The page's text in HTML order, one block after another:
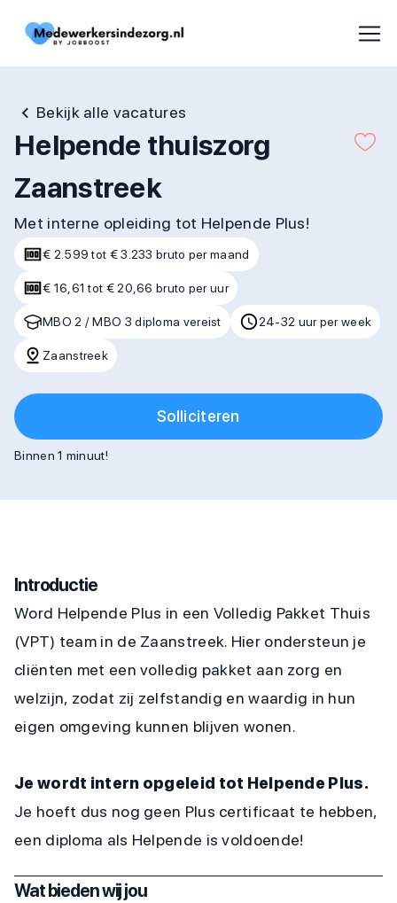
Bekijk alle vacatures
Helpende thuiszorg
Zaanstreek
Met interne opleiding tot Helpende Plus!
€ 2.599 tot € 3.233 bruto per maand
€ 16,61 tot € 20,66 bruto per uur
MBO 2 / MBO 3 diploma vereist 24-32 uur per week
Zaanstreek
Solliciteren
Binnen 1 minuut!
Introductie
Word Helpende Plus in een Volledig Pakket Thuis
(VPT) team in de Zaanstreek. Hier ondersteun je
cliënten met een volledig pakket aan zorg en
welzijn, zodat zij zelfstandig en waardig in hun
eigen omgeving kunnen blijven wonen.
Je wordt intern opgeleid tot Helpende Plus.
Je hoeft dus nog geen Plus certificaat te hebben,
een diploma als Helpende is voldoende!
Wat bieden wij jou